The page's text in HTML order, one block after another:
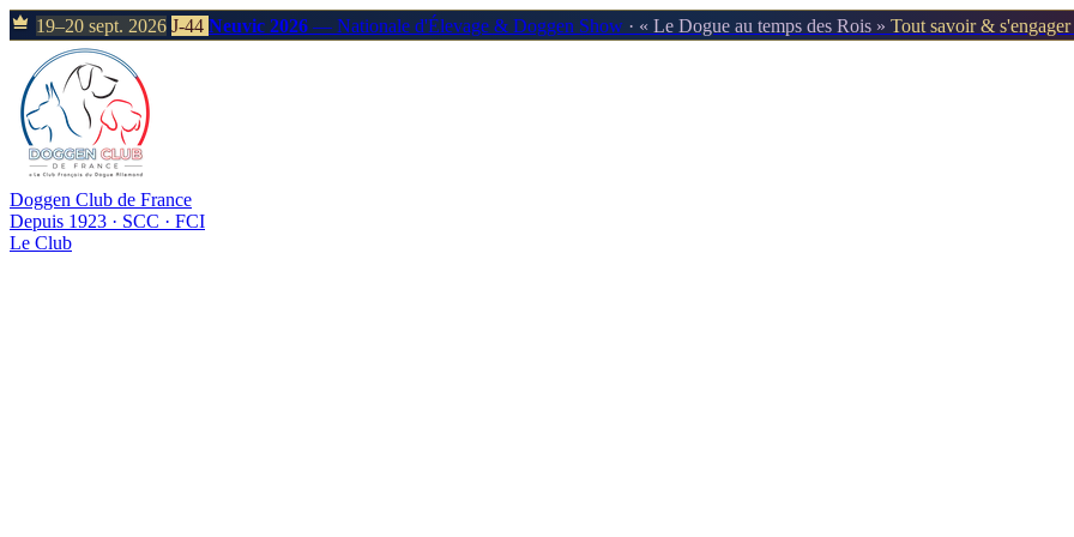
19–20 sept. 2026 J-44 Neuvic 2026 — Nationale d'Élevage & Doggen Show · « Le Dogue au temps des Rois » Tout savoir &
Doggen Club de France
Depuis 1923 · SCC · FCI
Le Club